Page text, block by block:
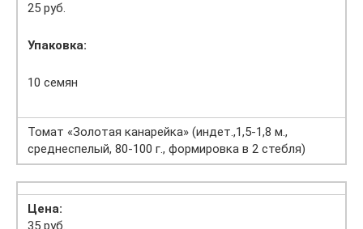
25 руб.
Упаковка:
10 семян
Томат «Золотая канарейка» (индет.,1,5-1,8 м.,
среднеспелый, 80-100 г., формировка в 2 стебля)
Цена:
35 руб.